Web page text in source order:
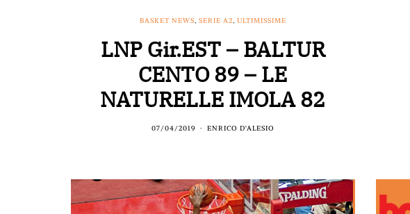
BASKET NEWS, SERIE A2, ULTIMISSIME
LNP Gir.EST – BALTUR
CENTO 89 – LE
NATURELLE IMOLA 82
07/04/2019 ENRICO D'ALESIO